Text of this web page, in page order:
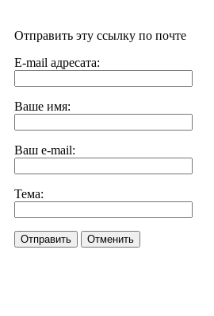
Отправить эту ссылку по почте
E-mail адресата:
Ваше имя:
Ваш e-mail:
Тема:
Отправить Отменить